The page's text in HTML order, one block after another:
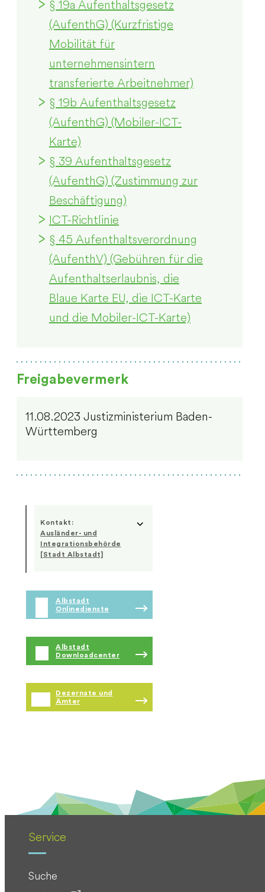
§ 19a Aufenthaltsgesetz
(AufenthG) (Kurzfristige
Mobilität für
unternehmensintern
transferierte Arbeitnehmer)
§ 19b Aufenthaltsgesetz
(AufenthG) (Mobiler-ICT-
Karte)
§ 39 Aufenthaltsgesetz
(AufenthG) (Zustimmung zur
Beschäftigung)
ICT-Richtlinie
§ 45 Aufenthaltsverordnung
(AufenthV) (Gebühren für die
Aufenthaltserlaubnis, die
Blaue Karte EU, die ICT-Karte
und die Mobiler-ICT-Karte)
Freigabevermerk
11.08.2023 Justizministerium Baden-
Württemberg
Kontakt:
Ausländer- und
Integrationsbehörde
[Stadt Albstadt]
Albstadt
Onlinedienste
Albstadt
Downloadcenter
Dezernate und
Ämter
Service
Suche